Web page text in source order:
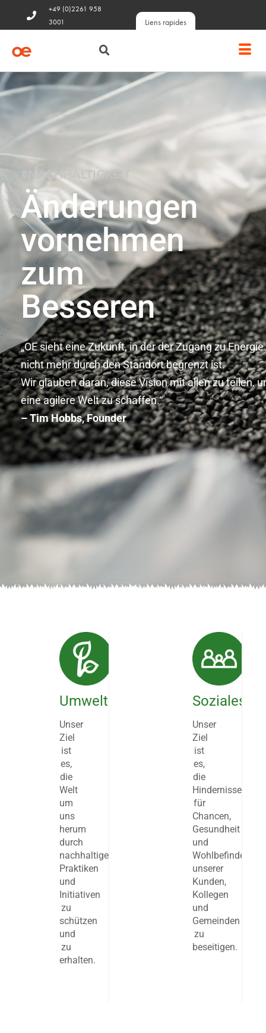
+49 (0)2261 958
3001
Liens rapides
#NACHHALTIGKEIT
Änderungen
vornehmen
zum
Besseren
„OE sieht eine Zukunft, in der der Zugang zu Energie
nicht mehr durch den Standort begrenzt ist.
Wir glauben daran, diese Vision mit allen zu teilen,
eine agilere Welt zu schaffen.“
– Tim Hobbs, Founder
Umwelt
Unser
Ziel
ist
es,
die
Welt
um
uns
herum
durch
nachhaltige
Praktiken
und
Initiativen
zu
schützen
und
zu
erhalten.
Soziales
Unser
Ziel
ist
es,
die
Hindernisse
für
Chancen,
Gesundheit
und
Wohlbefinden
unserer
Kunden,
Kollegen
und
Gemeinden
zu
beseitigen.